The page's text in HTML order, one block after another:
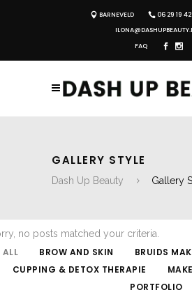
BARNEVELD
06 29 19
FAQ
GALLERY STYLE
Dash Up Beauty Gallery
no posts matched your criteria.
ALL BROW AND SKIN
BRUIDS
CUPPING & DETOX THERAPIE
PORTFOLIO